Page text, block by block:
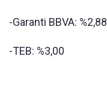
-Garanti BBVA: %2,88
-TEB: %3,00